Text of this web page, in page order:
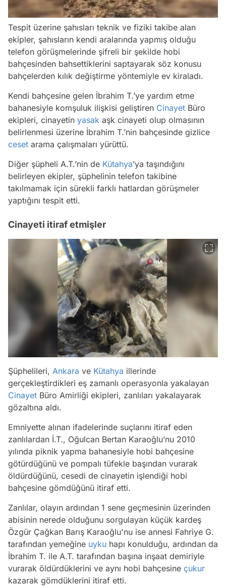
Tespit üzerine şahısları teknik ve fiziki takibe alan
ekipler, şahısların kendi aralarında yapmış olduğu
telefon görüşmelerinde şifreli bir şekilde hobi
bahçesinden bahsettiklerini saptayarak söz konusu
bahçelerden kılık değiştirme yöntemiyle ev kiraladı.
Kendi bahçesine gelen İbrahim T.’ye yardım etme
bahanesiyle komşuluk ilişkisi geliştiren Cinayet Büro
ekipleri, cinayetin yasak aşk cinayeti olup olmasının
belirlenmesi üzerine İbrahim T.’nin bahçesinde gizlice
ceset arama çalışmaları yürüttü.
Diğer şüpheli A.T.’nin de Kütahya’ya taşındığını
belirleyen ekipler, şüphelinin telefon takibine
takılmamak için sürekli farklı hatlardan görüşmeler
yaptığını tespit etti.
Cinayeti itiraf etmişler
Şüphelileri, Ankara ve Kütahya illerinde
gerçekleştirdikleri eş zamanlı operasyonla yakalayan
Cinayet Büro Amirliği ekipleri, zanlıları yakalayarak
gözaltına aldı.
Emniyette alınan ifadelerinde suçlarını itiraf eden
zanlılardan İ.T., Oğulcan Bertan Karaoğlu’nu 2010
yılında piknik yapma bahanesiyle hobi bahçesine
götürdüğünü ve pompalı tüfekle başından vurarak
öldürdüğünü, cesedi de cinayetin işlendiği hobi
bahçesine gömdüğünü itiraf etti.
Zanlılar, olayın ardından 1 sene geçmesinin üzerinden
abisinin nerede olduğunu sorgulayan küçük kardeş
Özgür Çağkan Barış Karaoğlu'nu ise annesi Fahriye G.
tarafından yemeğine uyku hapı konulduğu, ardından da
İbrahim T. ile A.T. tarafından başına inşaat demiriyle
vurarak öldürdüklerini ve aynı hobi bahçesine çukur
kazarak gömdüklerini itiraf etti.